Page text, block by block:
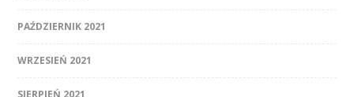
PAŹDZIERNIK 2021
WRZESIEŃ 2021
SIERPIEŃ 2021